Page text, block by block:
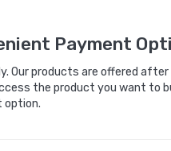
Payment
Our products are offered
the product you want to
option.